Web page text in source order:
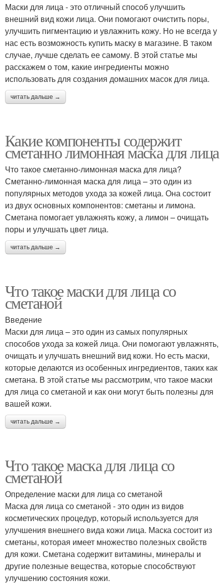
Маски для лица - это отличный способ улучшить
внешний вид кожи лица. Они помогают очистить поры,
улучшить пигментацию и увлажнить кожу. Но не всегда у
нас есть возможность купить маску в магазине. В таком
случае, лучше сделать ее самому. В этой статье мы
расскажем о том, какие ингредиенты можно
использовать для создания домашних масок для лица.
читать дальше →
Какие компоненты содержит
сметанно лимонная маска для лица
Что такое сметанно-лимонная маска для лица?
Сметанно-лимонная маска для лица – это один из
популярных методов ухода за кожей лица. Она состоит
из двух основных компонентов: сметаны и лимона.
Сметана помогает увлажнять кожу, а лимон – очищать
поры и улучшать цвет лица.
читать дальше →
Что такое маски для лица со
сметаной
Введение
Маски для лица – это один из самых популярных
способов ухода за кожей лица. Они помогают увлажнять,
очищать и улучшать внешний вид кожи. Но есть маски,
которые делаются из особенных ингредиентов, таких как
сметана. В этой статье мы рассмотрим, что такое маски
для лица со сметаной и как они могут быть полезны для
вашей кожи.
читать дальше →
Что такое маска для лица со
сметаной
Определение маски для лица со сметаной
Маска для лица со сметаной - это один из видов
косметических процедур, который используется для
улучшения внешнего вида кожи лица. Маска состоит из
сметаны, которая имеет множество полезных свойств
для кожи. Сметана содержит витамины, минералы и
другие полезные вещества, которые способствуют
улучшению состояния кожи.